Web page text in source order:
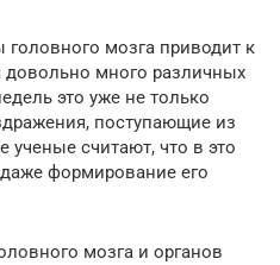
мозга приводит к
довольно много различных
это уже не только
поступающие из
считают, что в это
формирование его
мозга и органов